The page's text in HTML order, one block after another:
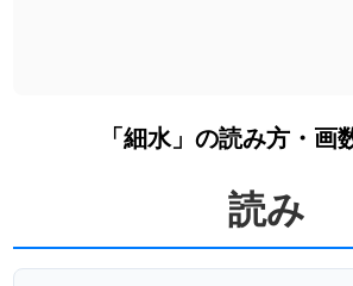
「細水」の読み方・画
読み